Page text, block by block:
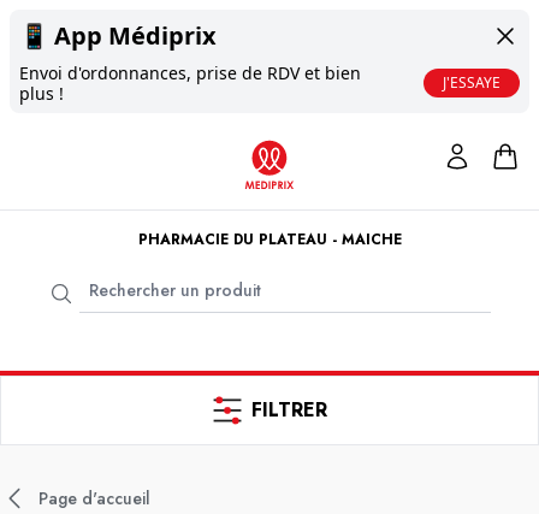
📱 App Médiprix
Envoi d'ordonnances, prise de RDV et bien
plus !
J'ESSAYE
PHARMACIE DU PLATEAU - MAICHE
FILTRER
Page d'accueil